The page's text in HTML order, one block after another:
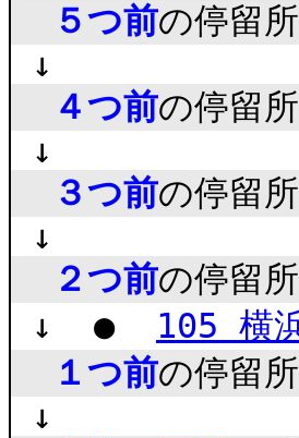
５つ前の停留所
↓
４つ前の停留所
↓
３つ前の停留所
↓
２つ前の停留所
↓ ● 105 横
１つ前の停留所
↓